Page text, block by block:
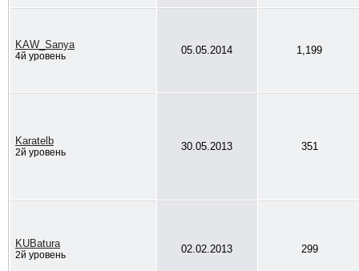
KAW_Sanya
4й уровень 05.05.2014 1,199
Karatelb
2й уровень 30.05.2013 351
KUBatura
2й уровень 02.02.2013 299